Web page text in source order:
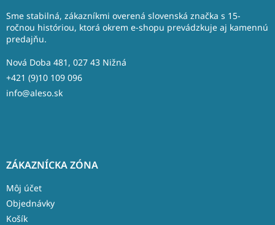
Sme stabilná, zákazníkmi overená slovenská značka s 15-
ročnou históriou, ktorá okrem e-shopu prevádzkuje aj kamennú
predajňu.
Nová Doba 481, 027 43 Nižná
+421 (9)10 109 096
info@aleso.sk
ZÁKAZNÍCKA ZÓNA
Môj účet
Objednávky
Košík